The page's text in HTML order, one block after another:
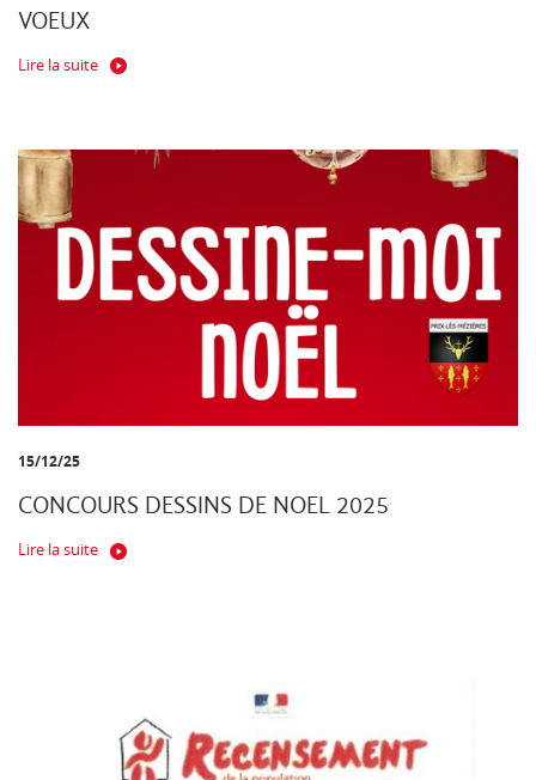
VOEUX
Lire la suite
15/12/25
CONCOURS DESSINS DE NOEL 2025
Lire la suite